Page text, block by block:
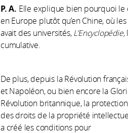
P. A. Elle explique bien pourquoi le
en Europe plutôt qu’en Chine, où
avait des universités, L’Encyclopédie,
cumulative.
De plus, depuis la Révolution
et Napoléon, ou bien encore la
Révolution britannique, la protection
des droits de la propriété
a créé les conditions pour